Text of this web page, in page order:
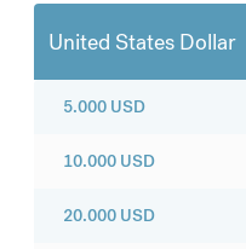
United States Dollar
5.000 USD
10.000 USD
20.000 USD